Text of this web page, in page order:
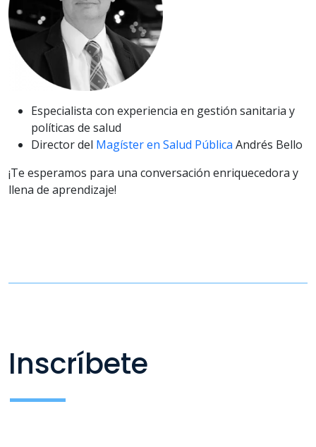
Especialista con experiencia en gestión sanitaria y
políticas de salud
Director del Magíster en Salud Pública Andrés Bello
¡Te esperamos para una conversación enriquecedora y
llena de aprendizaje!
Inscríbete